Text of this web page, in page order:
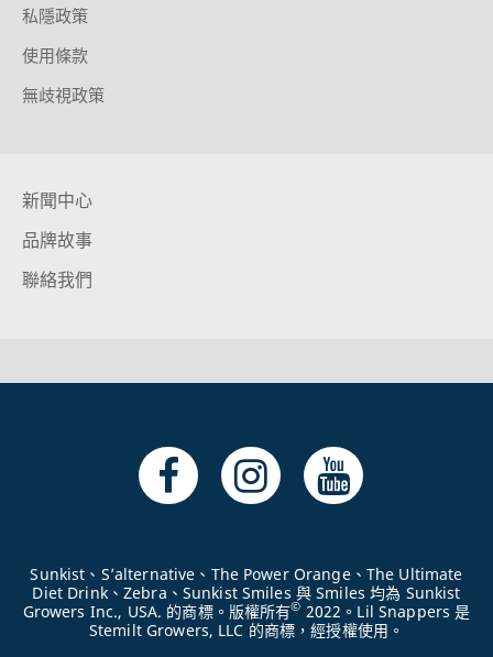
私隱政策
使用條款
無歧視政策
新聞中心
品牌故事
聯絡我們
Sunkist、S’alternative、The Power Orange、The Ultimate
Diet Drink、Zebra、Sunkist Smiles 與 Smiles 均為 Sunkist
Growers Inc., USA. 的商標。版權所有© 2022。Lil Snappers 是
Stemilt Growers, LLC 的商標，經授權使用。